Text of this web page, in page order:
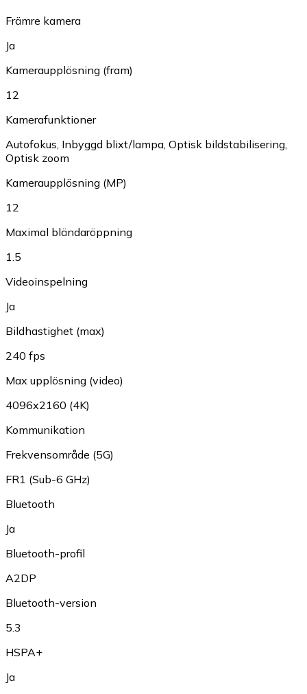
Främre kamera
Ja
Kameraupplösning (fram)
12
Kamerafunktioner
Autofokus, Inbyggd blixt/lampa, Optisk bildstabilisering,
Optisk zoom
Kameraupplösning (MP)
12
Maximal bländaröppning
1.5
Videoinspelning
Ja
Bildhastighet (max)
240 fps
Max upplösning (video)
4096x2160 (4K)
Kommunikation
Frekvensområde (5G)
FR1 (Sub-6 GHz)
Bluetooth
Ja
Bluetooth-profil
A2DP
Bluetooth-version
5.3
HSPA+
Ja